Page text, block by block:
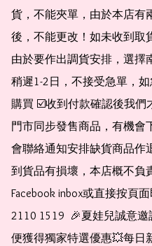
貨，不能夾單，由於本店有
後，不能更改！如未收到取
由於要作出調貨安排，選擇
稍遲1-2日，不接受急單，
購買 ☑️收到付款確認後我們
門市同步發售商品，有機會
會聯絡通知安排缺貨商品作
到貨品有損壞，本店概不負
Facebook inbox或直接按頁
2110 1519  🎉夏娃兒誠意邀
便獲得獨家特選優惠💥每日